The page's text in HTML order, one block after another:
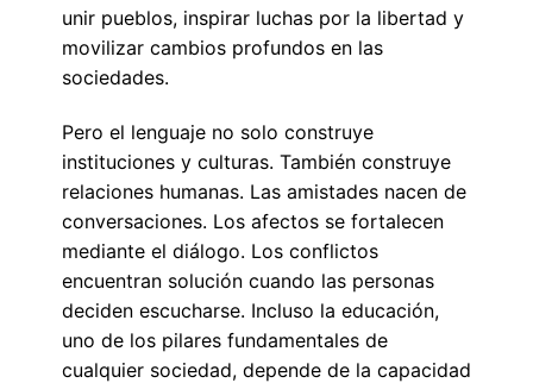
unir pueblos, inspirar luchas por la libertad y
movilizar cambios profundos en las
sociedades.
Pero el lenguaje no solo construye
instituciones y culturas. También construye
relaciones humanas. Las amistades nacen de
conversaciones. Los afectos se fortalecen
mediante el diálogo. Los conflictos
encuentran solución cuando las personas
deciden escucharse. Incluso la educación,
uno de los pilares fundamentales de
cualquier sociedad, depende de la capacidad